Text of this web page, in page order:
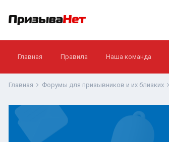
Главная Правила Наша команда
Главная Форумы для призывников и их близких